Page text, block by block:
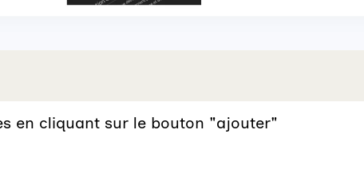
en cliquant sur le bouton "ajouter"